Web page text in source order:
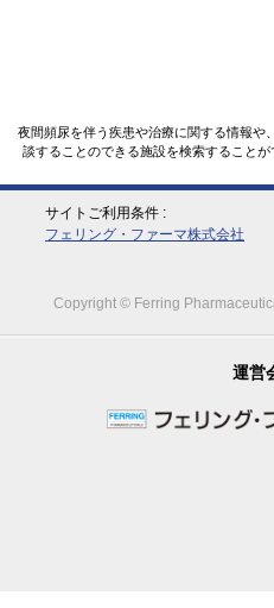
夜間頻尿を伴う疾患や治療に関する情報や
談することのできる施設を検索することが
サイトご利用条件
フェリング・ファーマ株式会社
Copyright © Ferring
運営